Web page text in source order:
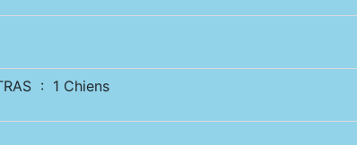
: 1 Chiens